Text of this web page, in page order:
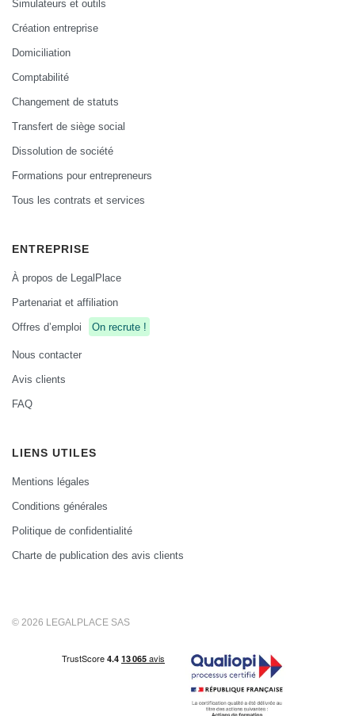
Simulateurs et outils
Création entreprise
Domiciliation
Comptabilité
Changement de statuts
Transfert de siège social
Dissolution de société
Formations pour entrepreneurs
Tous les contrats et services
ENTREPRISE
À propos de LegalPlace
Partenariat et affiliation
Offres d’emploi
On recrute !
Nous contacter
Avis clients
FAQ
LIENS UTILES
Mentions légales
Conditions générales
Politique de confidentialité
Charte de publication des avis clients
© 2026 LEGALPLACE SAS